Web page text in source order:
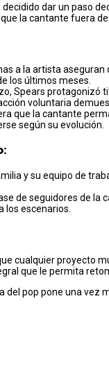
decidido dar un paso
la cantante fuera
a la artista
los últimos meses.
Spears protagonizó
voluntaria
que la cantante
según su evolución.
y su equipo de
de seguidores de la
los escenarios.
cualquier proyecto
que le permita
del pop pone una